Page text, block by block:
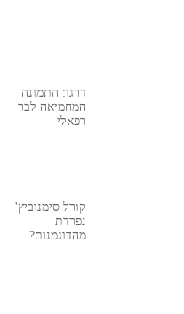
דרגו: התמונה
המחמיאה לבר
רפאלי
קורל סימנוביץ'
נפרדת
מהדוגמנות?